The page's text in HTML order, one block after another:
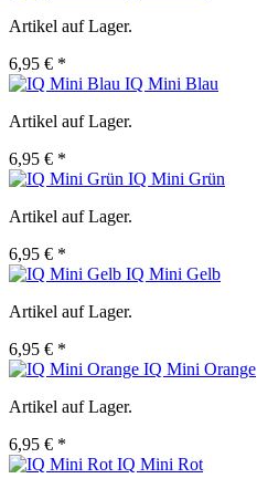
Artikel auf Lager.
6,95 € *
IQ Mini Blau
Artikel auf Lager.
6,95 € *
IQ Mini Grün
Artikel auf Lager.
6,95 € *
IQ Mini Gelb
Artikel auf Lager.
6,95 € *
IQ Mini Orange
Artikel auf Lager.
6,95 € *
IQ Mini Rot